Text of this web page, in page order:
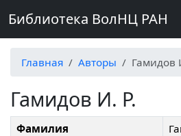
Библиотека ВолНЦ РАН
Главная Авторы Гамидов
Гамидов И. Р.
Фамилия